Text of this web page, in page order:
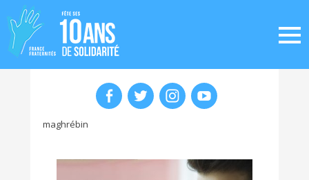
maghrébin